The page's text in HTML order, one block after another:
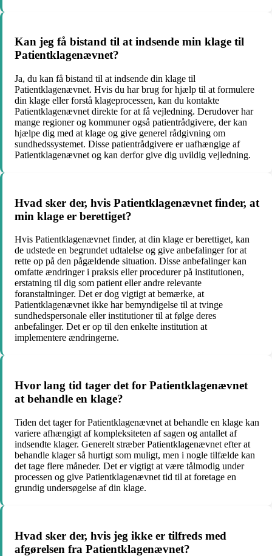
Kan jeg få bistand til at indsende min klage til
Patientklagenævnet?
Ja, du kan få bistand til at indsende din klage til
Patientklagenævnet. Hvis du har brug for hjælp til at formulere
din klage eller forstå klageprocessen, kan du kontakte
Patientklagenævnet direkte for at få vejledning. Derudover har
mange regioner og kommuner også patientrådgivere, der kan
hjælpe dig med at klage og give generel rådgivning om
sundhedssystemet. Disse patientrådgivere er uafhængige af
Patientklagenævnet og kan derfor give dig uvildig vejledning.
Hvad sker der, hvis Patientklagenævnet finder, at
min klage er berettiget?
Hvis Patientklagenævnet finder, at din klage er berettiget, kan
de udstede en begrundet udtalelse og give anbefalinger for at
rette op på den pågældende situation. Disse anbefalinger kan
omfatte ændringer i praksis eller procedurer på institutionen,
erstatning til dig som patient eller andre relevante
foranstaltninger. Det er dog vigtigt at bemærke, at
Patientklagenævnet ikke har bemyndigelse til at tvinge
sundhedspersonale eller institutioner til at følge deres
anbefalinger. Det er op til den enkelte institution at
implementere ændringerne.
Hvor lang tid tager det for Patientklagenævnet
at behandle en klage?
Tiden det tager for Patientklagenævnet at behandle en klage kan
variere afhængigt af kompleksiteten af sagen og antallet af
indsendte klager. Generelt stræber Patientklagenævnet efter at
behandle klager så hurtigt som muligt, men i nogle tilfælde kan
det tage flere måneder. Det er vigtigt at være tålmodig under
processen og give Patientklagenævnet tid til at foretage en
grundig undersøgelse af din klage.
Hvad sker der, hvis jeg ikke er tilfreds med
afgørelsen fra Patientklagenævnet?